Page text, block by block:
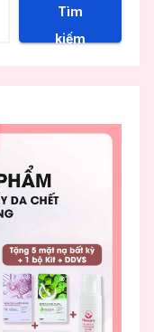
Tìm
kiếm